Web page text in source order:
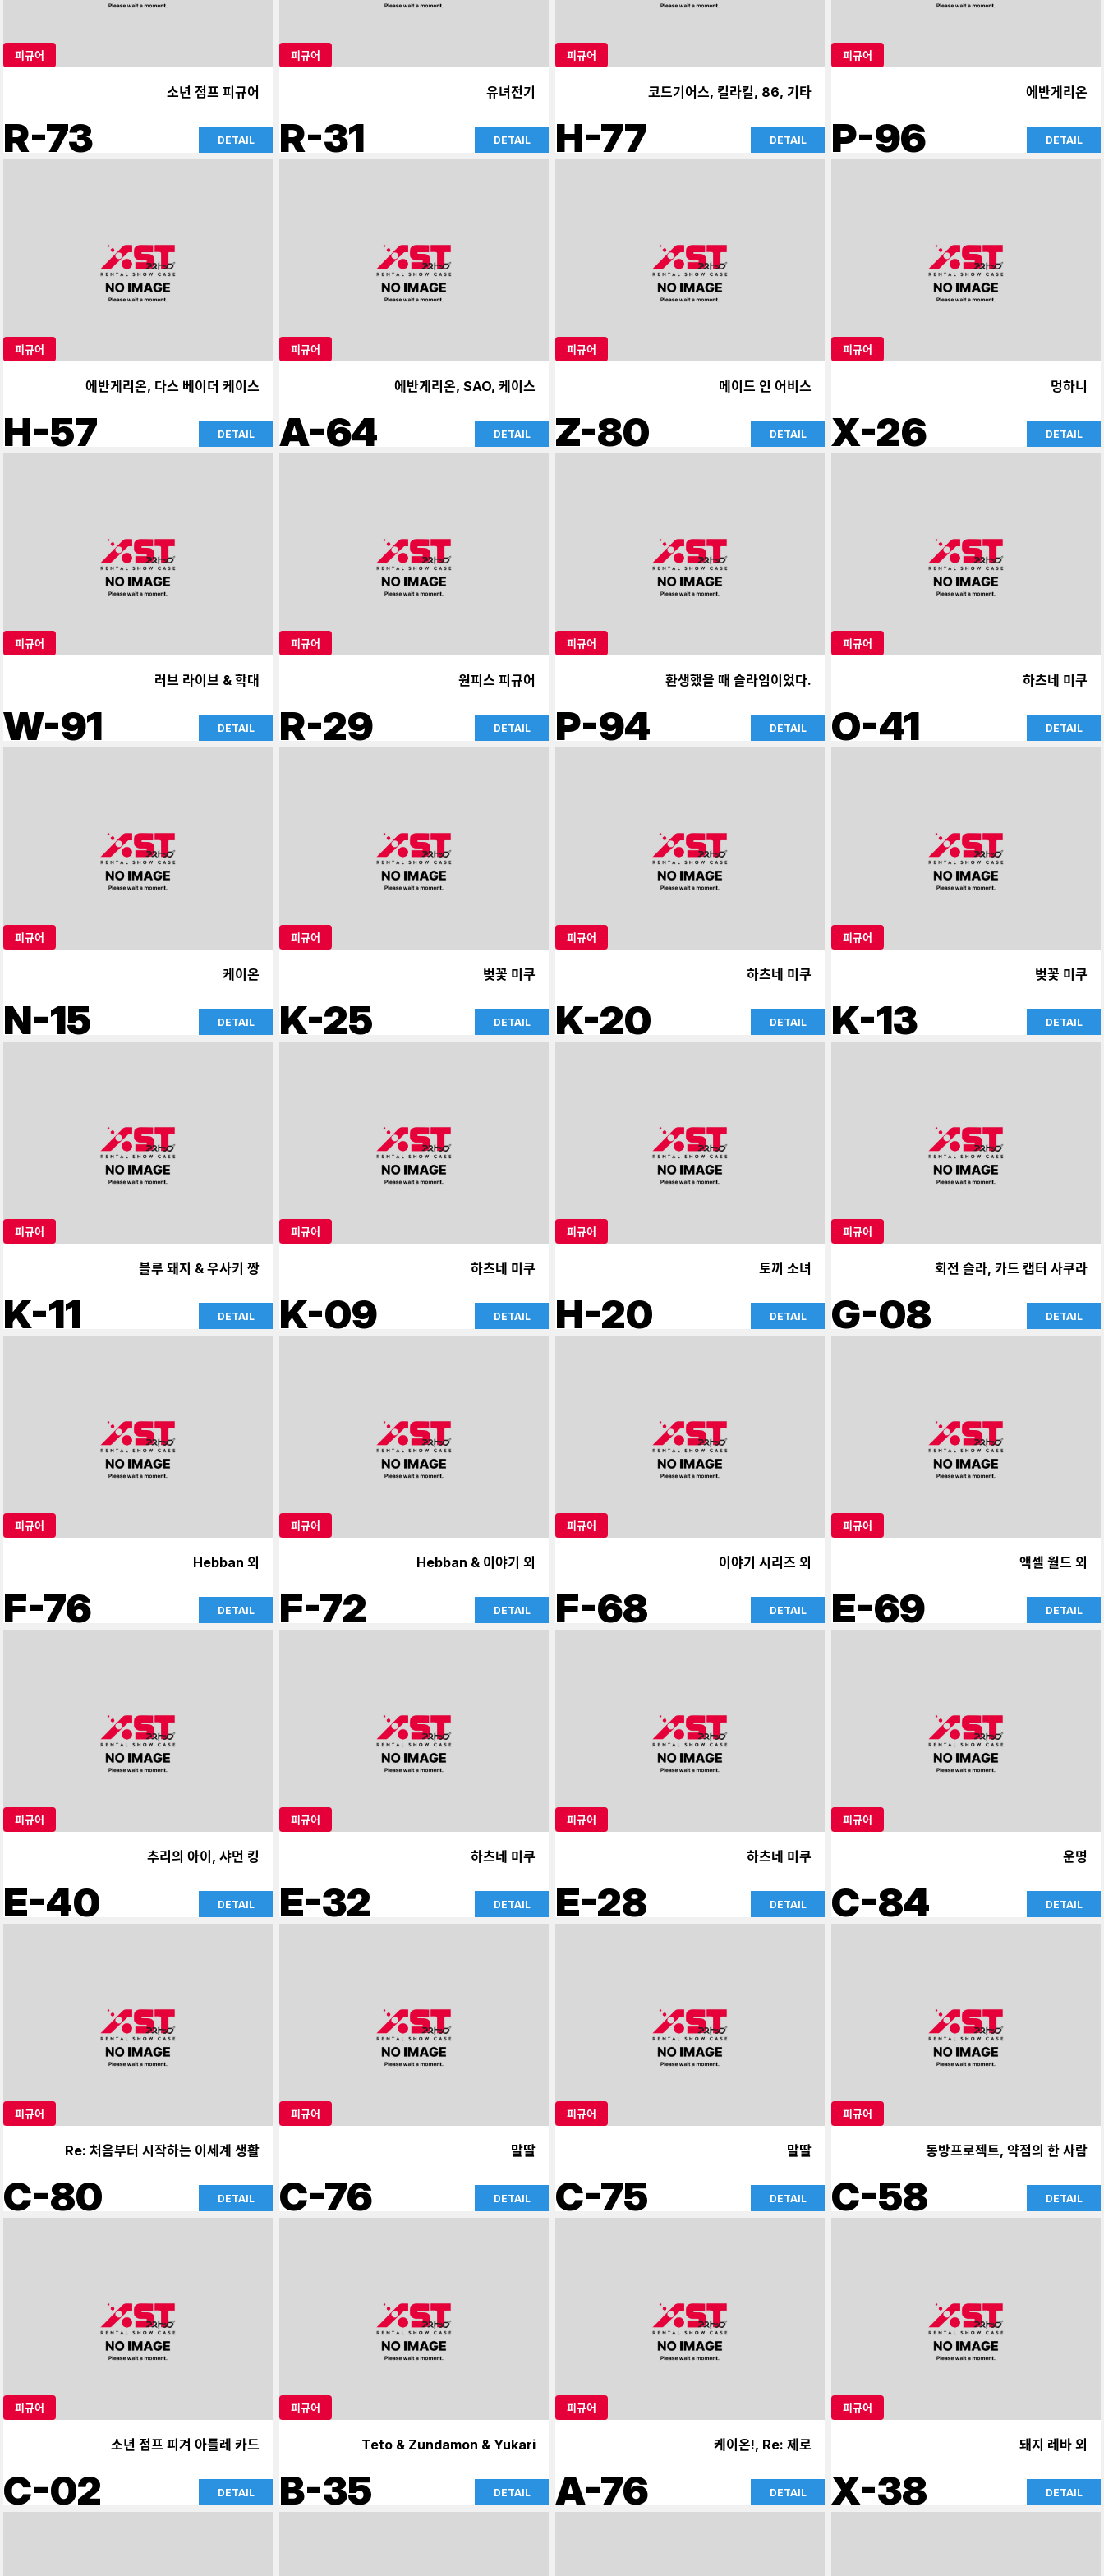
피규어
소년 점프 피규어
R-73 DETAIL
피규어
유녀전기
R-31 DETAIL
피규어
코드기어스, 킬라킬, 86, 기타
H-77 DETAIL
피규어
에반게리온
P-96 DETAIL
피규어
에반게리온, 다스 베이더 케이스
H-57 DETAIL
피규어
에반게리온, SAO, 케이스
A-64 DETAIL
피규어
메이드 인 어비스
Z-80 DETAIL
피규어
멍하니
X-26 DETAIL
피규어
러브 라이브 & 학대
W-91 DETAIL
피규어
원피스 피규어
R-29 DETAIL
피규어
환생했을 때 슬라임이었다.
P-94 DETAIL
피규어
하츠네 미쿠
O-41 DETAIL
피규어
케이온
N-15 DETAIL
피규어
벚꽃 미쿠
K-25 DETAIL
피규어
하츠네 미쿠
K-20 DETAIL
피규어
벚꽃 미쿠
K-13 DETAIL
피규어
블루 돼지 & 우사키 짱
K-11 DETAIL
피규어
하츠네 미쿠
K-09 DETAIL
피규어
토끼 소녀
H-20 DETAIL
피규어
회전 슬라, 카드 캡터 사쿠라
G-08 DETAIL
피규어
Hebban 외
F-76 DETAIL
피규어
Hebban & 이야기 외
F-72 DETAIL
피규어
이야기 시리즈 외
F-68 DETAIL
피규어
액셀 월드 외
E-69 DETAIL
피규어
추리의 아이, 샤먼 킹
E-40 DETAIL
피규어
하츠네 미쿠
E-32 DETAIL
피규어
하츠네 미쿠
E-28 DETAIL
피규어
운명
C-84 DETAIL
피규어
Re: 처음부터 시작하는 이세계 생활
C-80 DETAIL
피규어
말딸
C-76 DETAIL
피규어
말딸
C-75 DETAIL
피규어
동방프로젝트, 약점의 한 사람
C-58 DETAIL
피규어
소년 점프 피겨 아틀레 카드
C-02 DETAIL
피규어
Teto & Zundamon & Yukari
B-35 DETAIL
피규어
케이온!, Re: 제로
A-76 DETAIL
피규어
돼지 레바 외
X-38 DETAIL